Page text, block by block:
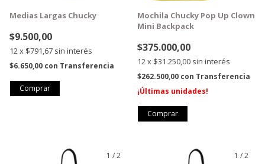
Medias Largas Chucky
$9.500,00
12x $791,67 sin interés
$6.650,00 con Transferencia
Mochila Chucky Pop Up Clown
Mini Backpack
$375.000,00
12x $31.250,00 sin interés
$262.500,00 con Transferencia
¡Últimas unidades!
1 /2 1 /2